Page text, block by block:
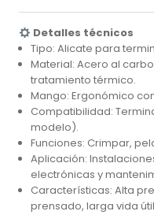
Detalles técnicos
Tipo: Alicate para
Material: Acero al
tratamiento térmico.
Mango: Ergonómico
Compatibilidad:
modelo).
Funciones: Crimpar,
Aplicación:
electrónicas y
Características: Alta
prensado, larga vida